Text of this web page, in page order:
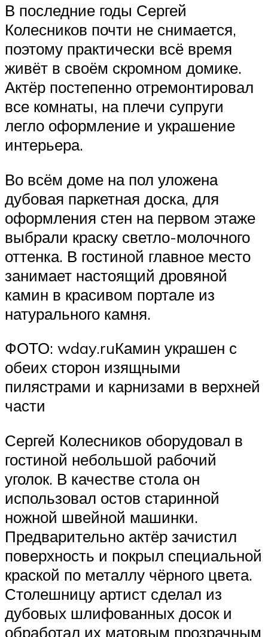
В последние годы Сергей
Колесников почти не снимается,
поэтому практически всё время
живёт в своём скромном домике.
Актёр постепенно отремонтировал
все комнаты, на плечи супруги
легло оформление и украшение
интерьера.
Во всём доме на пол уложена
дубовая паркетная доска, для
оформления стен на первом этаже
выбрали краску светло-молочного
оттенка. В гостиной главное место
занимает настоящий дровяной
камин в красивом портале из
натурального камня.
ФОТО: wday.ruКамин украшен с
обеих сторон изящными
пилястрами и карнизами в верхней
части
Сергей Колесников оборудовал в
гостиной небольшой рабочий
уголок. В качестве стола он
использовал остов старинной
ножной швейной машинки.
Предварительно актёр зачистил
поверхность и покрыл специальной
краской по металлу чёрного цвета.
Столешницу артист сделал из
дубовых шлифованных досок и
обработал их матовым прозрачным